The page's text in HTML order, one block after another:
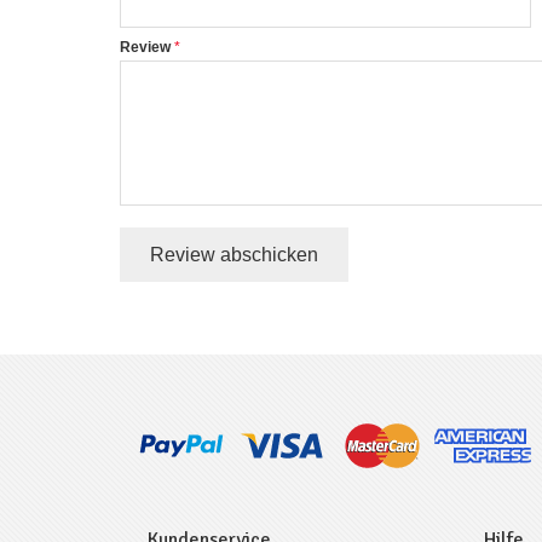
Review
Review abschicken